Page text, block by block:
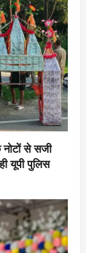
से सजी
यूपी पुलिस